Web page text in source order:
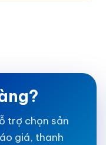
trợ chọn sản
giá, thanh